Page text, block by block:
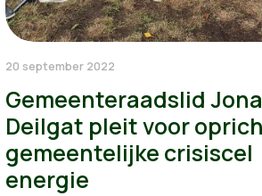
20 september 2022
Gemeenteraadslid
Deilgat pleit voor
gemeentelijke crisiscel
energie